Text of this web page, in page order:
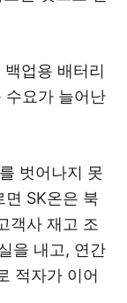
업용 배터리
수요가 늘어난
벗어나지 못
SK온은 북
객사 재고 조
을 내고, 연간
적자가 이어